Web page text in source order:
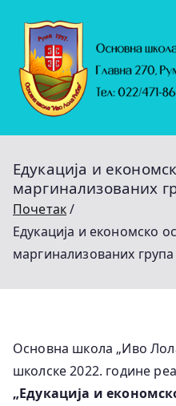
садржај
Едукација и
маргинализованих
Почетак
Едукација и економско
маргинализованих група
Основна школа „Иво
школске 2022. године
„Едукација и